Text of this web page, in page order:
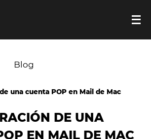
Blog
DE UNA
EN MAIL DE MAC